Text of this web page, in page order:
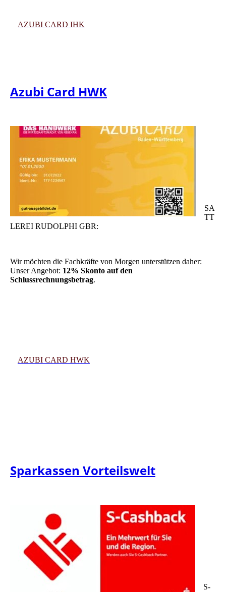
AZUBI CARD IHK
Azubi Card HWK
SA
TT
LEREI RUDOLPHI GBR:
Wir möchten die Fachkräfte von Morgen unterstützen daher:
Unser Angebot: 12% Skonto auf den
Schlussrechnungsbetrag.
AZUBI CARD HWK
Sparkassen Vorteilswelt
S-